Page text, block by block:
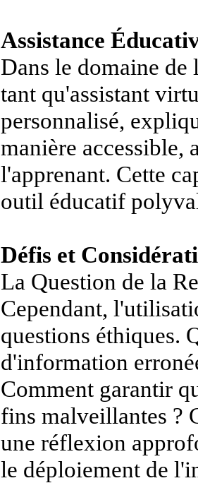
Assistance
Dans le domaine
tant qu'assistant
personnalisé,
manière accessible,
l'apprenant. Cette
outil éducatif
Défis et
La Question de la
Cependant,
questions éthiques.
d'information
Comment garantir
fins malveillantes ?
une réflexion
le déploiement de